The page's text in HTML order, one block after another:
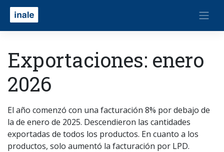
Exportaciones: enero
2026
El año comenzó con una facturación 8% por debajo de
la de enero de 2025. Descendieron las cantidades
exportadas de todos los productos. En cuanto a los
productos, solo aumentó la facturación por LPD.